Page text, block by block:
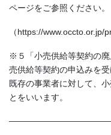
ページをご参照ください。
（https://www.occto.or.jp/
※５「小売供給等契約の
売供給等契約の申込みを
既存の事業者に対して、
とをいいます。